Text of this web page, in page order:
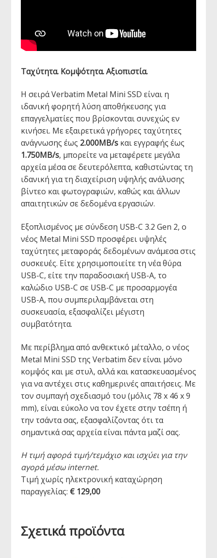
Ταχύτητα. Κομψότητα. Αξιοπιστία.
Η σειρά Verbatim Metal Mini SSD είναι η
ιδανική φορητή λύση αποθήκευσης για
επαγγελματίες που βρίσκονται συνεχώς εν
κινήσει. Με εξαιρετικά γρήγορες ταχύτητες
ανάγνωσης έως 2.000MB/sκαι εγγραφής έως
1.750MB/s, μπορείτε να μεταφέρετε μεγάλα
αρχεία μέσα σε δευτερόλεπτα, καθιστώντας τη
ιδανική για τη διαχείριση υψηλής ανάλυσης
βίντεο και φωτογραφιών, καθώς και άλλων
απαιτητικών σε δεδομένα εργασιών.
Εξοπλισμένος με σύνδεση USB-C 3.2 Gen 2, ο
νέος Metal Mini SSD προσφέρει υψηλές
ταχύτητες μεταφοράς δεδομένων ανάμεσα στις
συσκευές. Είτε χρησιμοποιείτε τη νέα θύρα
USB-C, είτε την παραδοσιακή USB-A, το
καλώδιο USB-C σε USB-C με προσαρμογέα
USB-A, που συμπεριλαμβάνεται στη
συσκευασία, εξασφαλίζει μέγιστη
συμβατότητα.
Με περίβλημα από ανθεκτικό μέταλλο, ο νέος
Metal Mini SSD της Verbatim δεν είναι μόνο
κομψός και με στυλ, αλλά και κατασκευασμένος
για να αντέχει στις καθημερινές απαιτήσεις. Με
τον συμπαγή σχεδιασμό του (μόλις 78 x 46 x 9
mm), είναι εύκολο να τον έχετε στην τσέπη ή
την τσάντα σας, εξασφαλίζοντας ότι τα
σημαντικά σας αρχεία είναι πάντα μαζί σας.
Η τιμή αφορά τιμή/τεμάχιο και ισχύει για την
αγορά μέσω internet.
Τιμή χωρίς ηλεκτρονική καταχώρηση
παραγγελίας: € 129,00
Σχετικά προϊόντα